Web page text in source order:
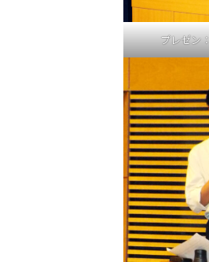
プレゼン